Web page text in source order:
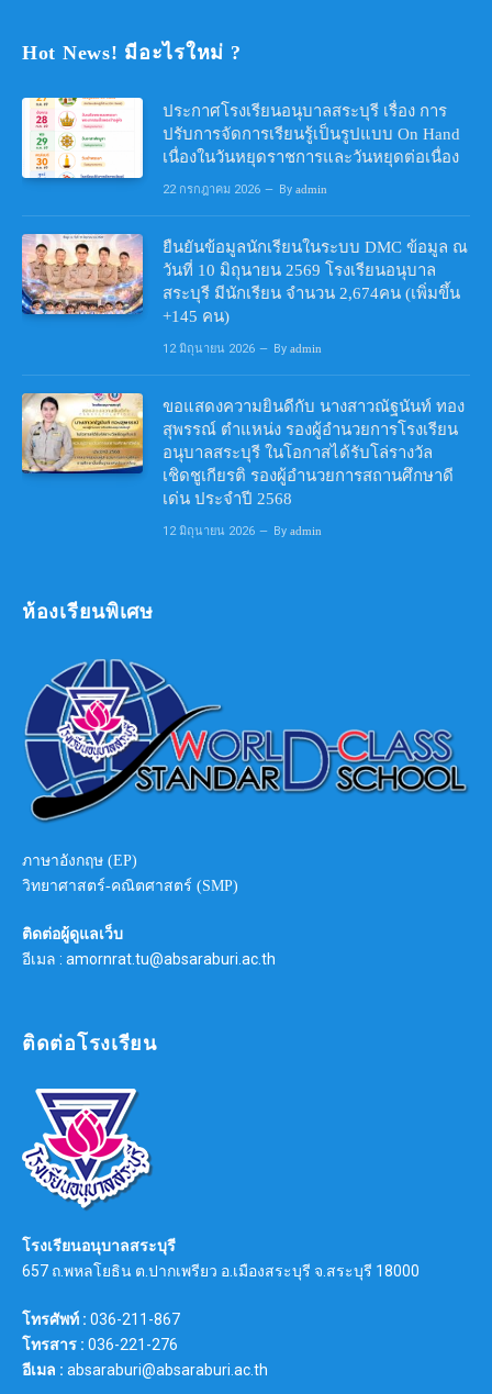
Hot News! มีอะไรใหม่ ?
ประกาศโรงเรียนอนุบาลสระบุรี เรื่อง การ
ปรับการจัดการเรียนรู้เป็นรูปแบบ On Hand
เนื่องในวันหยุดราชการและวันหยุดต่อเนื่อง
22 กรกฎาคม 2026 By admin
ยืนยันข้อมูลนักเรียนในระบบ DMC ข้อมูล ณ
วันที่ 10 มิถุนายน 2569 โรงเรียนอนุบาล
สระบุรี มีนักเรียน จำนวน 2,674คน (เพิ่มขึ้น
+145 คน)
12 มิถุนายน 2026 By admin
ขอแสดงความยินดีกับ นางสาวณัฐนันท์ ทอง
สุพรรณ์ ตำแหน่ง รองผู้อำนวยการโรงเรียน
อนุบาลสระบุรี ในโอกาสได้รับโล่รางวัล
เชิดชูเกียรติ รองผู้อำนวยการสถานศึกษาดี
เด่น ประจำปี 2568
12 มิถุนายน 2026 By admin
ห้องเรียนพิเศษ
ภาษาอังกฤษ (EP)
วิทยาศาสตร์-คณิตศาสตร์ (SMP)
ติดต่อผู้ดูแลเว็บ
อีเมล : amornrat.tu@absaraburi.ac.th
ติดต่อโรงเรียน
โรงเรียนอนุบาลสระบุรี
657 ถ.พหลโยธิน ต.ปากเพรียว อ.เมืองสระบุรี จ.สระบุรี 18000
โทรศัพท์ : 036-211-867
โทรสาร : 036-221-276
อีเมล : absaraburi@absaraburi.ac.th